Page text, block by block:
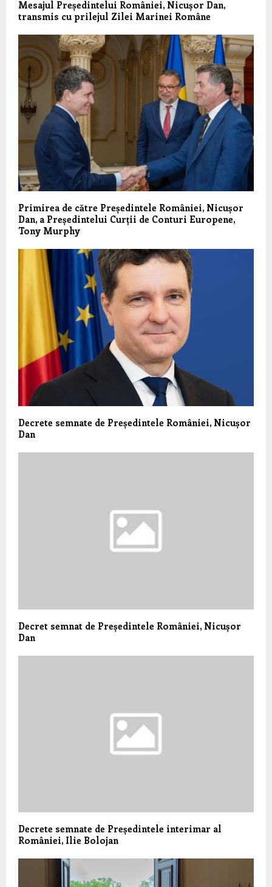
Mesajul Președintelui României, Nicușor Dan,
transmis cu prilejul Zilei Marinei Române
Primirea de către Președintele României, Nicușor
Dan, a Președintelui Curții de Conturi Europene,
Tony Murphy
Decrete semnate de Președintele României, Nicușor
Dan
Decret semnat de Președintele României, Nicușor
Dan
Decrete semnate de Președintele interimar al
României, Ilie Bolojan